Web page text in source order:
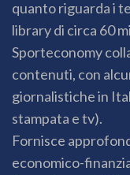
quanto riguarda i
library di circa 60
Sporteconomy
contenuti, con
giornalistiche in
stampata e tv).
Fornisce
economico-